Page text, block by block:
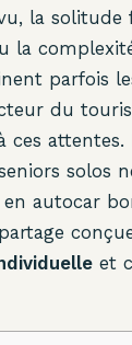
la solitude
la
parfois
du
attentes.
solos
autocar
et